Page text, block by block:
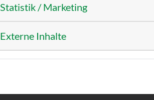
Statistik / Marketing
Externe Inhalte